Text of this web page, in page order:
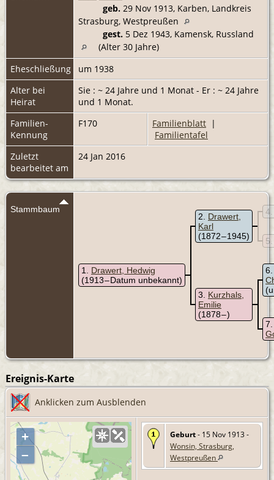
geb. 29 Nov 1913, Karben, Landkreis
Strasburg, Westpreußen
gest. 5 Dez 1943, Kamensk, Russland
(Alter 30 Jahre)
Eheschließung
um 1938
Alter bei
Heirat
Sie : ~ 24 Jahre und 1 Monat - Er : ~ 24 Jahre
und 1 Monat.
Familien-
Kennung
F170 Familienblatt |
Familientafel
Zuletzt
bearbeitet am
24 Jan 2016
Stammbaum
1
Drawert, Hedwig
(1913 – Datum unbekannt)
2
Drawert,
Karl
(1872 – 1945)
4
5
3
Kurzhals,
Emilie
(1878 – )
6
7
Ereignis-Karte
Anklicken zum Ausblenden
+
–
Geburt- 15 Nov 1913 -
Wonsin, Strasburg,
Westpreußen